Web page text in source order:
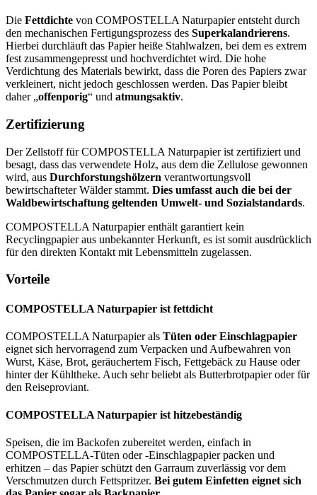
Die Fettdichte von COMPOSTELLA Naturpapier entsteht durch
den mechanischen Fertigungsprozess des Superkalandrierens.
Hierbei durchläuft das Papier heiße Stahlwalzen, bei dem es extrem
fest zusammengepresst und hochverdichtet wird. Die hohe
Verdichtung des Materials bewirkt, dass die Poren des Papiers zwar
verkleinert, nicht jedoch geschlossen werden. Das Papier bleibt
daher „offenporig“ und atmungsaktiv.
Zertifizierung
Der Zellstoff für COMPOSTELLA Naturpapier ist zertifiziert und
besagt, dass das verwendete Holz, aus dem die Zellulose gewonnen
wird, aus Durchforstungshölzern verantwortungsvoll
bewirtschafteter Wälder stammt. Dies umfasst auch die bei der
Waldbewirtschaftung geltenden Umwelt- und Sozialstandards.
COMPOSTELLA Naturpapier enthält garantiert kein
Recyclingpapier aus unbekannter Herkunft, es ist somit ausdrücklich
für den direkten Kontakt mit Lebensmitteln zugelassen.
Vorteile
COMPOSTELLA Naturpapier ist fettdicht
COMPOSTELLA Naturpapier als Tüten oder Einschlagpapier
eignet sich hervorragend zum Verpacken und Aufbewahren von
Wurst, Käse, Brot, geräuchertem Fisch, Fettgebäck zu Hause oder
hinter der Kühltheke. Auch sehr beliebt als Butterbrotpapier oder für
den Reiseproviant.
COMPOSTELLA Naturpapier ist hitzebeständig
Speisen, die im Backofen zubereitet werden, einfach in
COMPOSTELLA-Tüten oder -Einschlagpapier packen und
erhitzen – das Papier schützt den Garraum zuverlässig vor dem
Verschmutzen durch Fettspritzer. Bei gutem Einfetten eignet sich